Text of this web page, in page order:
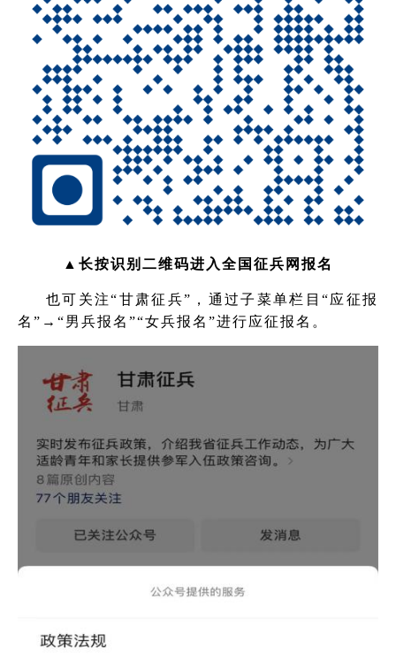
▲长按识别二维码进入全国征兵网报名
也可关注“甘肃征兵”，通过子菜单栏目“应征报
名”→“男兵报名”“女兵报名”进行应征报名。